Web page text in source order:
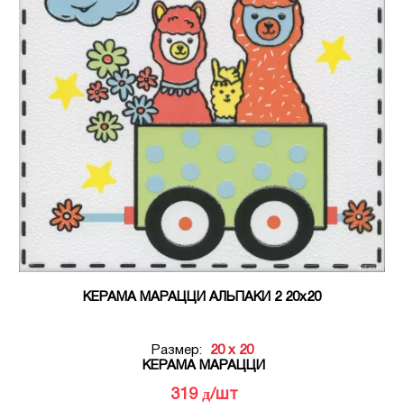
КЕРАМА МАРАЦЦИ АЛЬПАКИ 2 20х20
Размер:
20 x 20
КЕРАМА МАРАЦЦИ
319 д/шт